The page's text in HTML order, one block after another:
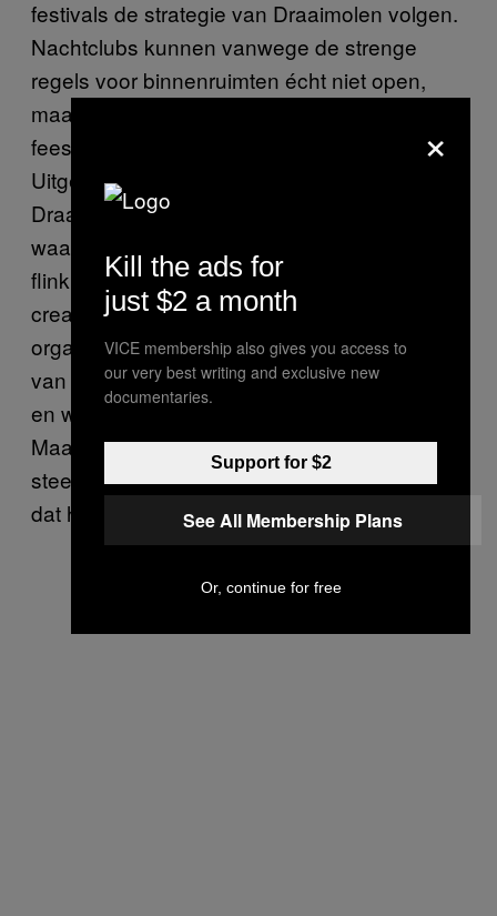
festivals de strategie van Draaimolen volgen.
Nachtclubs kunnen vanwege de strenge
regels voor binnenruimten écht niet open,
maar je kunt kennelijk prima kleinschalige
feestjes in bossen en weilanden organiseren.
Uitgesmeerd over tien dagen trekt
Draaimolen alsnog duizenden bezoekers die
waarschijnlijk allemaal de spendeerhendel
flink overhalen. Toch vereist het veel
creativiteit om een festival als dit te
organiseren zonder failliet te gaan, vertelt Jip
van de organisatie. “Wij doen bijna alles zelf,
en we houden er niet heel veel aan over.
Maar we wilden toch bewijzen dat je nog
steeds een festival kan organiseren, zonder
dat het een heel schraal feest wordt.”
×
Kill the ads for
just $2 a month
VICE membership also gives you access to
our very best writing and exclusive new
documentaries.
Support for $2
See All Membership Plans
Or, continue for free